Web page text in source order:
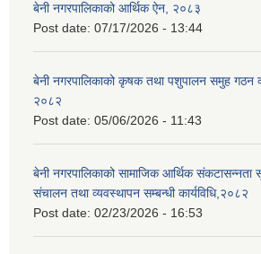
बेनी नगरपालिकाको आर्थिक ऐन, २०८३
Post date: 07/17/2026 - 13:44
बेनी नगरपालिकाको कृषक तथा पशुपालन समुह गठन
२०८२
Post date: 05/06/2026 - 11:43
बेनी नगरपालिकाको सामाजिक आर्थिक संकटासन्नता
संचालन तथा व्यवस्थापन सम्बन्धी कार्यविधि,२०८२
Post date: 02/23/2026 - 16:53